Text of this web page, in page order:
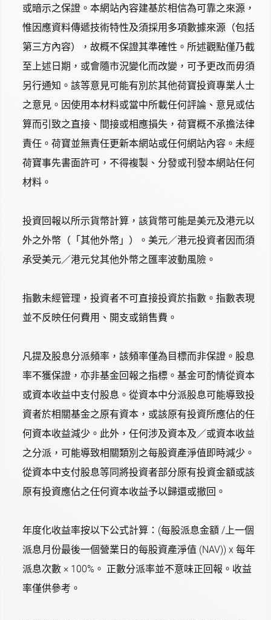
或暗示之保證。本網站內容建基於相信為可靠之來源，
惟因應資料傳遞技術特性及須採用多項數據來源（包括
第三方內容），故概不保證其準確性。所述觀點僅乃截
至上述日期，或會隨市況變化而改變，可予更改而毋須
另行通知。該等意見可能有別於其他荷寶投資專業人士
之意見。因使用本材料或當中所載任何評論、意見或估
算而引致之直接、間接或相應損失，荷寶概不承擔法律
責任。荷寶並無責任更新本網站或任何網站內容。未經
荷寶事先書面許可，不得複製、分發或刊發本網站任何
材料。
投資回報以所示貨幣計算，該貨幣可能是美元及港元以
外之外幣（「其他外幣」）。美元／港元投資者因而須
承受美元／港元兌其他外幣之匯率波動風險。
指數未經管理，投資者不可直接投資於指數。指數表現
並不反映任何費用、開支或銷售費。
凡提及股息分派頻率，該頻率僅為目標而非保證。股息
率不獲保證，亦非基金回報之指標。基金可酌情從資本
或資本收益中支付股息。從資本中分派股息可能導致投
資者於相關基金之原有資本，或該原有投資所應佔的任
何資本收益減少。此外，任何涉及資本及／或資本收益
之分派，可能導致相關類別之每股資產淨值即時減少。
從資本中支付股息等同將投資者部分原有投資金額或該
原有投資應佔之任何資本收益予以歸還或撤回。
年度化收益率按以下公式計算：(每股派息金額 /上一個
派息月份最後一個營業日的每股資產淨值 (NAV)) x 每年
派息次數 × 100%。 正數分派率並不意味正回報。收益
率僅供參考。